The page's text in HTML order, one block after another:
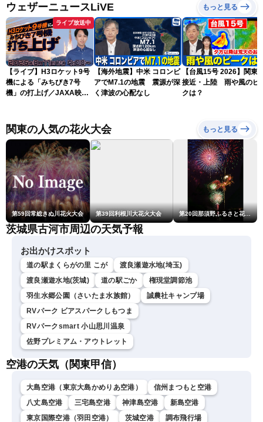
ウェザーニュースLiVE もっと見る
ライブ放送中
【ライブ】H3ロケット9号
機による「みちびき7号
機」の打上げ／JAXA映像
ス・地震情報 〈ウェザーニ
ュースLiVEモーニング・福
吉貴文〉
【海外地震】中米 コロンビ
アでM7.1の地震 震源が深
く津波の心配なし
【台風15号 2026】関東
接近・上陸 雨や風のピ
クは？
関東の人気の花火大会 もっと見る
第59回常総きぬ川花火大会 第39回利根川大花火大会 第20回那須野ふるさと花火大会
茨城県古河市周辺の天気予報
お出かけスポット
道の駅まくらがの里 こが
渡良瀬遊水地(埼玉)
渡良瀬遊水地(茨城)
道の駅ごか
権現堂調節池
羽生水郷公園（さいたま水族館）
誠農社キャンプ場
RVパーク ビアスパークしもつま
RVパークsmart 小山思川温泉
佐野プレミアム・アウトレット
空港の天気（関東甲信）
大島空港（東京大島かめりあ空港）
信州まつもと空港
八丈島空港
三宅島空港 神津島空港
新島空港
東京国際空港（羽田空港）
茨城空港 調布飛行場